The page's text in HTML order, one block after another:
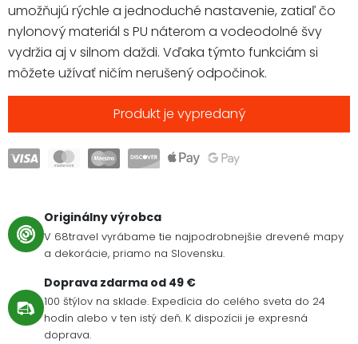
umožňujú rýchle a jednoduché nastavenie, zatiaľ čo
nylonový materiál s PU náterom a vodeodolné švy
vydržia aj v silnom daždi. Vďaka týmto funkciám si
môžete užívať ničím nerušený odpočinok.
Produkt je vypredaný
Originálny výrobca
V 68travel vyrábame tie najpodrobnejšie drevené mapy
a dekorácie, priamo na Slovensku.
Doprava zdarma od 49 €
100 štýlov na sklade. Expedícia do celého sveta do 24
hodín alebo v ten istý deň. K dispozícii je expresná
doprava.